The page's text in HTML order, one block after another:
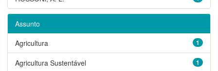
Assunto
1
Agricultura
1
Agricultura Sustentável